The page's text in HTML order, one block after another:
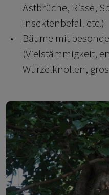
Astbrüche, Risse,
Insektenbefall etc.)
Bäume mit
(Vielstämmigkeit,
Wurzelknollen,